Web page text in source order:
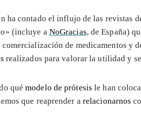
ha contado el influjo de las revistas
(incluye a NoGracias, de España)
de medicamentos y
realizados para valorar la utilidad y
quémodelo de prótesis le han
que reaprender a relacionarnos